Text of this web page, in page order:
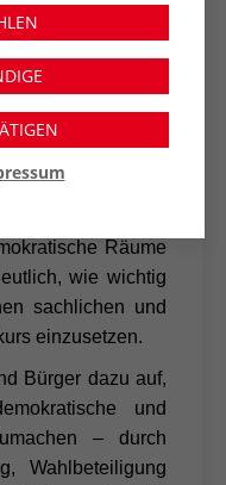
bleibt
unser Einsatz für
Räume
wie wichtig
sachlichen und
einzusetzen.
Bürger dazu auf,
und
– durch
Wahlbeteiligung